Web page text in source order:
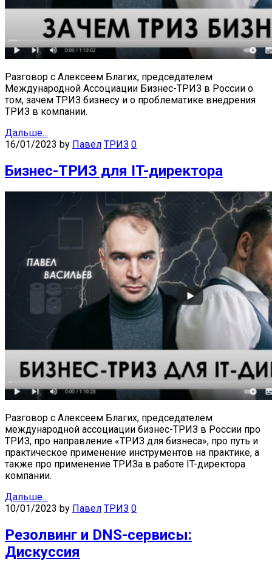
Разговор с Алексеем Благих, председателем
Международной Ассоциации Бизнес-ТРИЗ в России о
том, зачем ТРИЗ бизнесу и о проблематике внедрения
ТРИЗ в компании.
Дальше...
16/01/2023 by Павел ТРИЗ 0
Бизнес-ТРИЗ для IT-директора
Разговор с Алексеем Благих, председателем
международной ассоциации бизнес-ТРИЗ в России про
ТРИЗ, про направление «ТРИЗ для бизнеса», про путь и
практическое применение инструментов на практике, а
также про применение ТРИЗа в работе IT-директора
компании.
Дальше...
10/01/2023 by Павел ТРИЗ 0
Резолвинг и DNS-сервисы:
Дискуссия